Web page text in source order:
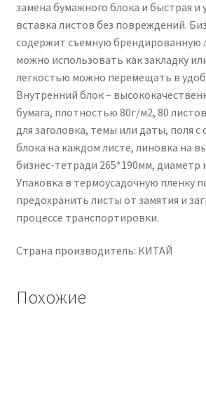
замена бумажного блока и быстрая и
вставка листов без повреждений.
содержит съемную брендированную
можно использовать как закладку
легкостью можно перемещать в
Внутренний блок –
бумага, плотностью 80г/м2, 80
для заголовка, темы или даты, поля с
блока на каждом листе, линовка на
бизнес-тетради 265*190мм, диаметр
Упаковка в термоусадочную пленку
предохранить листы от замятия и
процессе транспортировки.
Страна производитель: КИТАЙ
Похожие